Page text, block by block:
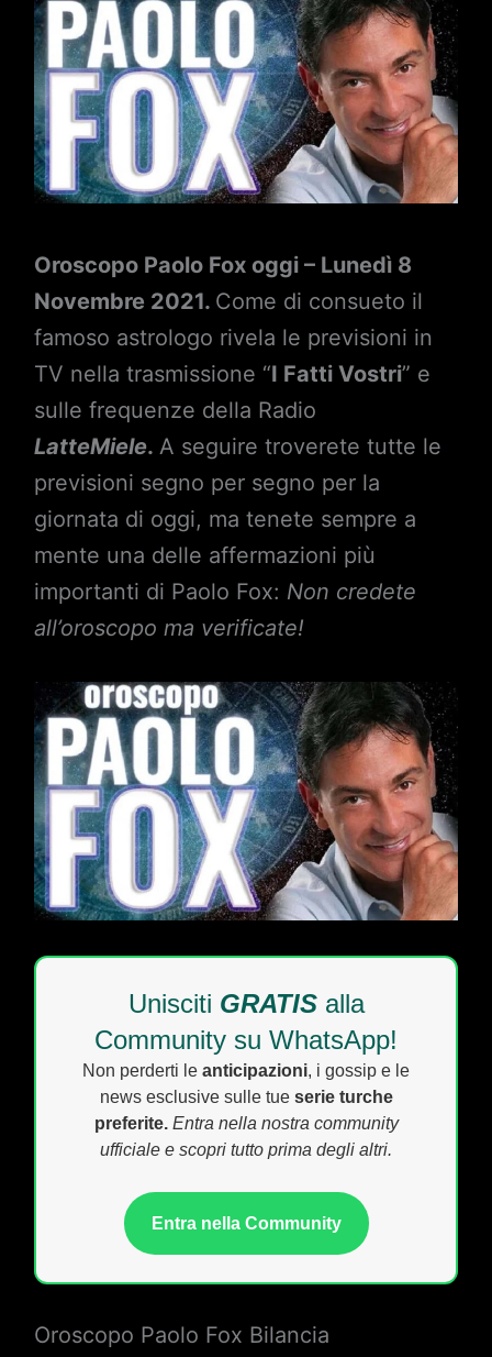
Oroscopo Paolo Fox oggi – Lunedì 8
Novembre 2021. Come di consueto il
famoso astrologo rivela le previsioni in
TV nella trasmissione “I Fatti Vostri” e
sulle frequenze della Radio
LatteMiele. A seguire troverete tutte le
previsioni segno per segno per la
giornata di oggi, ma tenete sempre a
mente una delle affermazioni più
importanti di Paolo Fox: Non credete
all’oroscopo ma verificate!
Unisciti GRATISalla
Community su WhatsApp!
Non perderti le anticipazioni, i gossip e le
news esclusive sulle tue serie turche
preferite. Entra nella nostra community
ufficiale e scopri tutto prima degli altri.
Entra nella Community
Oroscopo Paolo Fox Bilancia